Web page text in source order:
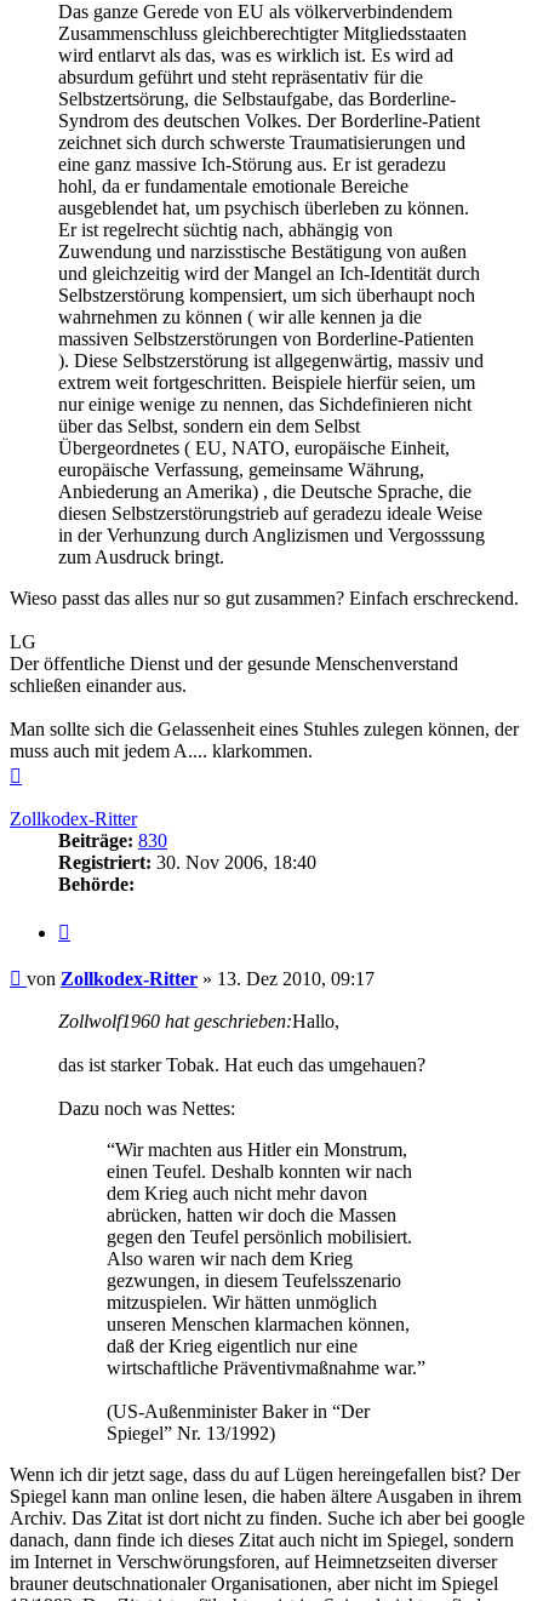
Das ganze Gerede von EU als völkerverbindendem
Zusammenschluss gleichberechtigter Mitgliedsstaaten
wird entlarvt als das, was es wirklich ist. Es wird ad
absurdum geführt und steht repräsentativ für die
Selbstzertsörung, die Selbstaufgabe, das Borderline-
Syndrom des deutschen Volkes. Der Borderline-Patient
zeichnet sich durch schwerste Traumatisierungen und
eine ganz massive Ich-Störung aus. Er ist geradezu
hohl, da er fundamentale emotionale Bereiche
ausgeblendet hat, um psychisch überleben zu können.
Er ist regelrecht süchtig nach, abhängig von
Zuwendung und narzisstische Bestätigung von außen
und gleichzeitig wird der Mangel an Ich-Identität durch
Selbstzerstörung kompensiert, um sich überhaupt noch
wahrnehmen zu können ( wir alle kennen ja die
massiven Selbstzerstörungen von Borderline-Patienten
). Diese Selbstzerstörung ist allgegenwärtig, massiv und
extrem weit fortgeschritten. Beispiele hierfür seien, um
nur einige wenige zu nennen, das Sichdefinieren nicht
über das Selbst, sondern ein dem Selbst
Übergeordnetes ( EU, NATO, europäische Einheit,
europäische Verfassung, gemeinsame Währung,
Anbiederung an Amerika) , die Deutsche Sprache, die
diesen Selbstzerstörungstrieb auf geradezu ideale Weise
in der Verhunzung durch Anglizismen und Vergosssung
zum Ausdruck bringt.
Wieso passt das alles nur so gut zusammen? Einfach erschreckend.
LG
Der öffentliche Dienst und der gesunde Menschenverstand
schließen einander aus.
Man sollte sich die Gelassenheit eines Stuhles zulegen können, der
muss auch mit jedem A.... klarkommen.
Zollkodex-Ritter
Beiträge: 830
Registriert: 30. Nov 2006, 18:40
Behörde:
Beitrag
von Zollkodex-Ritter » 13. Dez 2010, 09:17
Zollwolf1960 hat geschrieben:Hallo,
das ist starker Tobak. Hat euch das umgehauen?
Dazu noch was Nettes:
“Wir machten aus Hitler ein Monstrum,
einen Teufel. Deshalb konnten wir nach
dem Krieg auch nicht mehr davon
abrücken, hatten wir doch die Massen
gegen den Teufel persönlich mobilisiert.
Also waren wir nach dem Krieg
gezwungen, in diesem Teufelsszenario
mitzuspielen. Wir hätten unmöglich
unseren Menschen klarmachen können,
daß der Krieg eigentlich nur eine
wirtschaftliche Präventivmaßnahme war.”
(US-Außenminister Baker in “Der
Spiegel” Nr. 13/1992)
Wenn ich dir jetzt sage, dass du auf Lügen hereingefallen bist? Der
Spiegel kann man online lesen, die haben ältere Ausgaben in ihrem
Archiv. Das Zitat ist dort nicht zu finden. Suche ich aber bei google
danach, dann finde ich dieses Zitat auch nicht im Spiegel, sondern
im Internet in Verschwörungsforen, auf Heimnetzseiten diverser
brauner deutschnationaler Organisationen, aber nicht im Spiegel